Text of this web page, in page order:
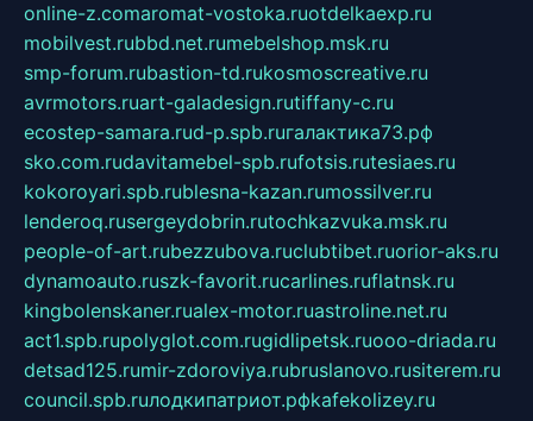
online-z.comaromat-vostoka.ruotdelkaexp.ru
mobilvest.rubbd.net.rumebelshop.msk.ru
smp-forum.rubastion-td.rukosmoscreative.ru
avrmotors.ruart-galadesign.rutiffany-c.ru
ecostep-samara.rud-p.spb.ruгалактика73.рф
sko.com.rudavitamebel-spb.rufotsis.rutesiaes.ru
kokoroyari.spb.rublesna-kazan.rumossilver.ru
lenderoq.rusergeydobrin.rutochkazvuka.msk.ru
people-of-art.rubezzubova.ruclubtibet.ruorior-aks.ru
dynamoauto.ruszk-favorit.rucarlines.ruflatnsk.ru
kingbolenskaner.rualex-motor.ruastroline.net.ru
act1.spb.rupolyglot.com.rugidlipetsk.ruooo-driada.ru
detsad125.rumir-zdoroviya.rubruslanovo.rusiterem.ru
council.spb.ruлодкипатриот.рфkafekolizey.ru